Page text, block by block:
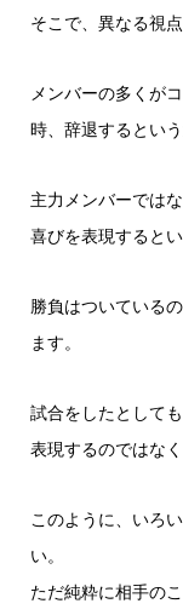
そこで、異なる視
メンバーの多くが
時、辞退するとい
主力メンバーでは
喜びを表現すると
勝負はついている
ます。
試合をしたとして
表現するのではな
このように、いろ
い。
ただ純粋に相手の